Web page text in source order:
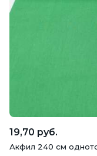
19,70 руб.
Акфил 240 см